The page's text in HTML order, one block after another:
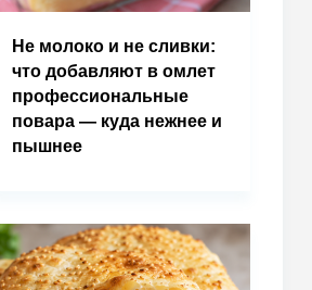
Не молоко и не сливки:
что добавляют в омлет
профессиональные
повара — куда нежнее и
пышнее